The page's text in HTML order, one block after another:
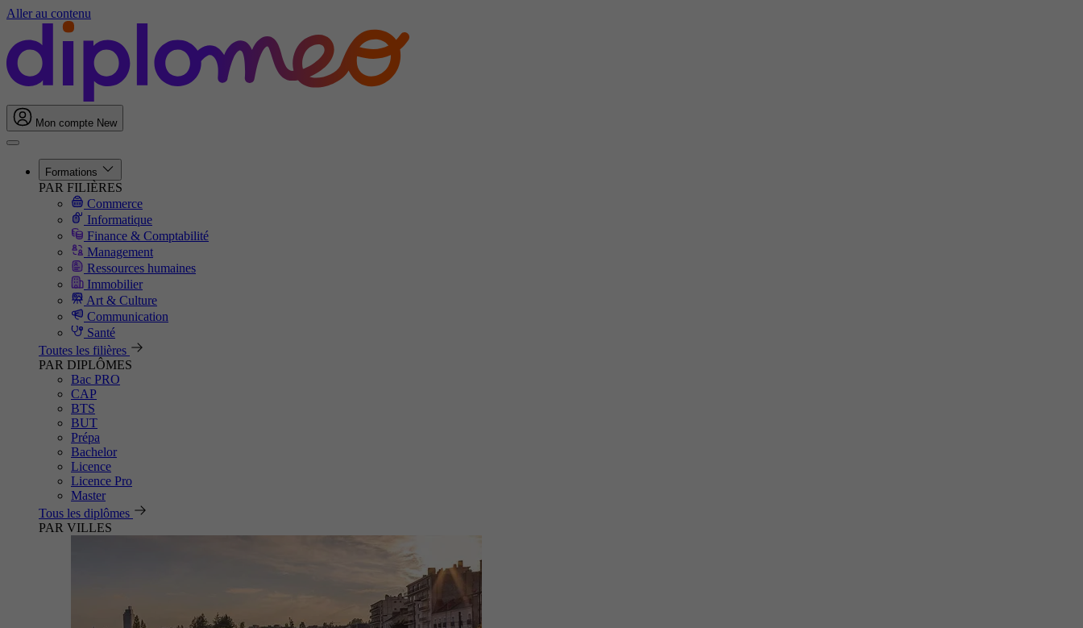
Aller au contenu
Mon compte New
Formations
PAR FILIÈRES
Commerce
Informatique
Finance & Comptabilité
Management
Ressources humaines
Immobilier
Art & Culture
Communication
Santé
Toutes les filières
PAR DIPLÔMES
Bac PRO
CAP
BTS
BUT
Prépa
Bachelor
Licence
Licence Pro
Master
Tous les diplômes
PAR VILLES